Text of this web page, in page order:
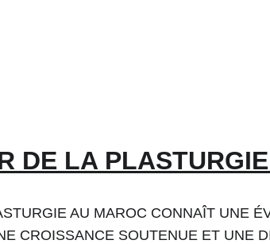
DE LA
AU MAROC CONNAÎT UNE
CROISSANCE SOUTENUE ET UNE